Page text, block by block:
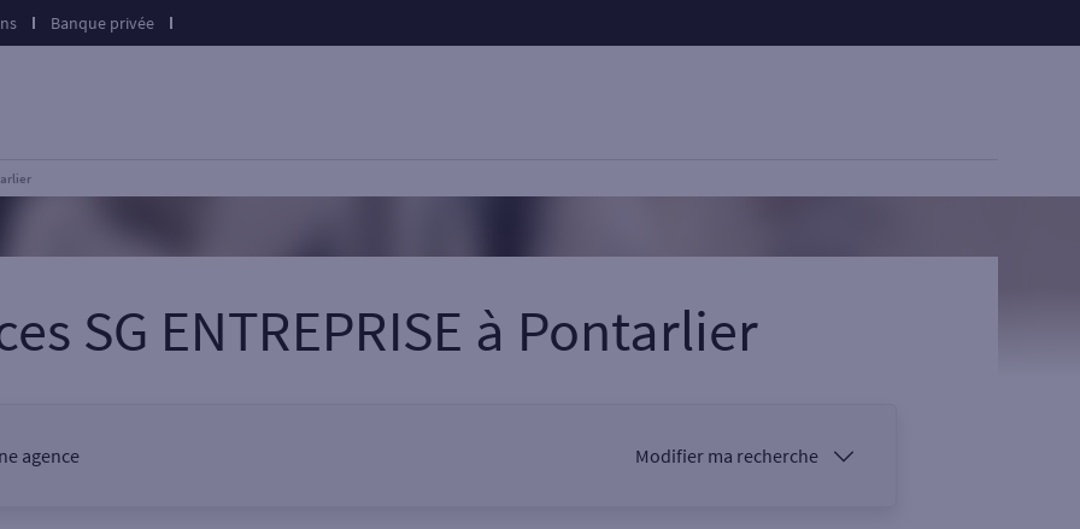
Banque privée
SG ENTREPRISE à Pontarlier
agence Modifier ma recherche